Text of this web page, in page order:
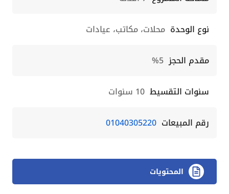
نوع الوحدة محلات، مكاتب، عيادات
مقدم الحجز 5%
سنوات التقسيط 10 سنوات
رقم المبيعات 01040305220
المحتويات